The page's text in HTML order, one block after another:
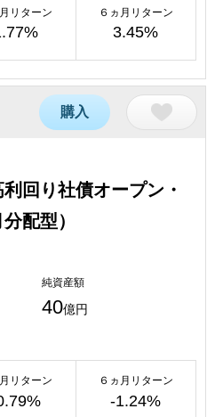
リターン ６ヵ月リターン
3.45%
購入
利回り社債オープン・
配型）
純資産額
40億円
リターン ６ヵ月リターン
-1.24%